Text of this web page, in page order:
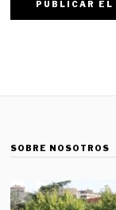
SOBRE NOSOTROS